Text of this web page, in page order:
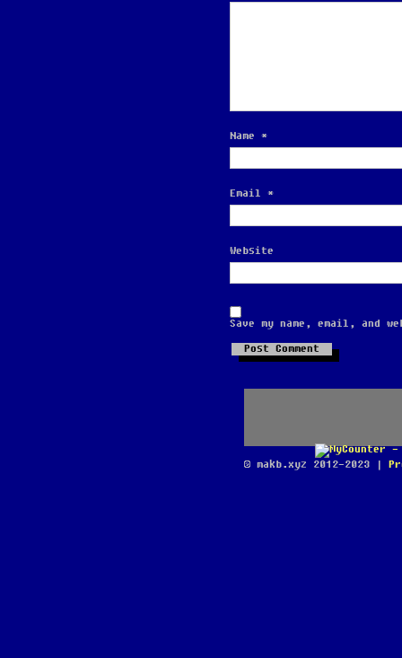
Name *
Email *
Website
Save my name, email, and
© makb.xyz 2012-2023 |